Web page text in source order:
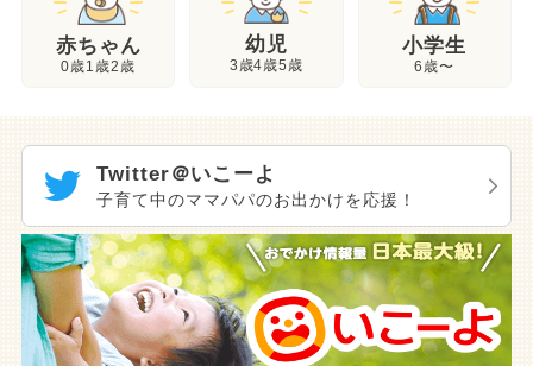
赤ちゃん
0歳1歳2歳
幼児
3歳4歳5歳
小学生
6歳〜
Twitter＠いこーよ
子育て中のママパパのお出かけを応援！